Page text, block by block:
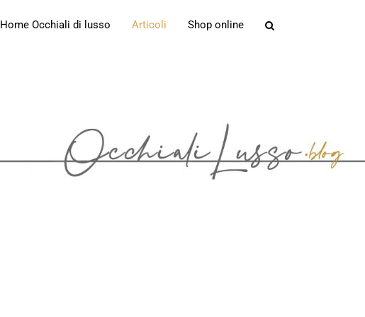
Home Occhiali di lusso Articoli Shop online